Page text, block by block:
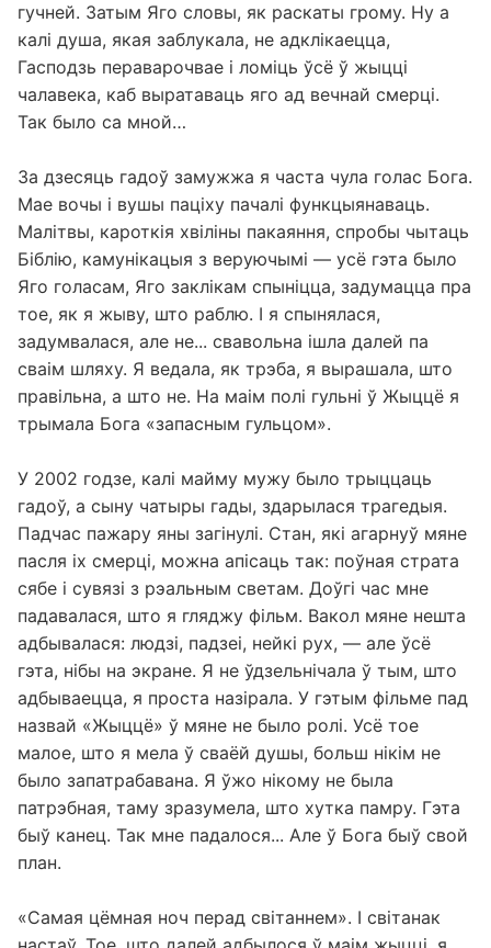
гучней. Затым Яго словы, як раскаты грому. Ну а
калі душа, якая заблукала, не адклікаецца,
Гасподзь пераварочвае і ломіць ўсё ў жыцці
чалавека, каб выратаваць яго ад вечнай смерці.
Так было са мной…
За дзесяць гадоў замужжа я часта чула голас Бога.
Мае вочы і вушы паціху пачалі функцыянаваць.
Малітвы, кароткія хвіліны пакаяння, спробы чытаць
Біблію, камунікацыя з веруючымі — усё гэта было
Яго голасам, Яго заклікам спыніцца, задумацца пра
тое, як я жыву, што раблю. І я спынялася,
задумвалася, але не... свавольна ішла далей па
сваім шляху. Я ведала, як трэба, я вырашала, што
правільна, а што не. На маім полі гульні ў Жыццё я
трымала Бога «запасным гульцом».
У 2002 годзе, калі майму мужу было трыццаць
гадоў, а сыну чатыры гады, здарылася трагедыя.
Падчас пажару яны загінулі. Стан, які агарнуў мяне
пасля іх смерці, можна апісаць так: поўная страта
сябе і сувязі з рэальным светам. Доўгі час мне
падавалася, што я гляджу фільм. Вакол мяне нешта
адбывалася: людзі, падзеі, нейкі рух, — але ўсё
гэта, нібы на экране. Я не ўдзельнічала ў тым, што
адбываецца, я проста назірала. У гэтым фільме пад
назвай «Жыццё» ў мяне не было ролі. Усё тое
малое, што я мела ў сваёй душы, больш нікім не
было запатрабавана. Я ўжо нікому не была
патрэбная, таму зразумела, што хутка памру. Гэта
быў канец. Так мне падалося... Але ў Бога быў свой
план.
«Самая цёмная ноч перад світаннем». І світанак